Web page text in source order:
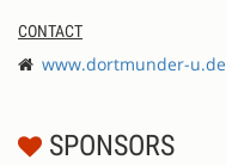
CONTACT
www.dortmunder-u.de
SPONSORS